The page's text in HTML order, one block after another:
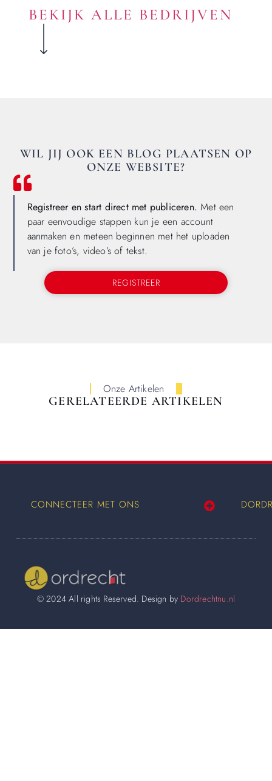
BEKIJK ALLE BEDRIJVEN
WIL JIJ OOK EEN BLOG PLAATSEN OP
ONZE WEBSITE?
Registreer en start direct met publiceren. Met een
paar eenvoudige stappen kun je een account
aanmaken en meteen beginnen met het uploaden
van je foto’s, video’s of tekst.
REGISTREER
Onze Artikelen
GERELATEERDE ARTIKELEN
CONNECTEER MET ONS
© 2024 All rights Reserved. Design by Dordrechtnu.nl